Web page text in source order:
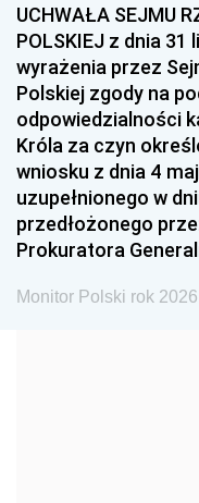
1996
1993
1990
1987
1984
1981
1978
1975
UCHWAŁA SEJMU
POLSKIEJ z dnia 31
wyrażenia przez
Polskiej zgody na
odpowiedzialności
Króla za czyn
wniosku z dnia 4
uzupełnionego w
przedłożonego
Prokuratora
Monitor Polski rok